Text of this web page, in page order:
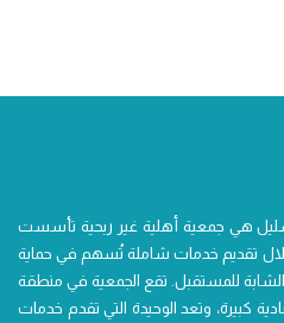
هي جمعية أهلية غير ربحية تأسست
تقديم خدمات شاملة تُسهم في حماية
الشابة للمستقبل. تقع الجمعية في منطقة
كبيرة، وتعد الوحيدة التي تقدم خدمات